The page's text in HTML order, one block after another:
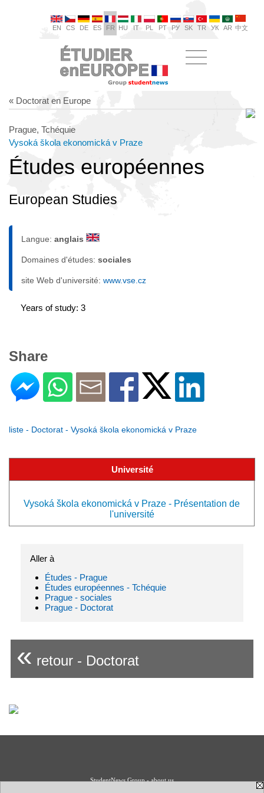
EN CS DE ES FR HU IT PL PT РУ SK TR УК AR 中文
« Doctorat en Europe
Prague, Tchéquie
Vysoká škola ekonomická v Praze
Études européennes
European Studies
Langue: anglais
Domaines d'études: sociales
site Web d'université: www.vse.cz
Years of study: 3
Share
liste - Doctorat - Vysoká škola ekonomická v Praze
Université
Vysoká škola ekonomická v Praze - Présentation de
l'université
Aller à
Études - Prague
Études européennes - Tchéquie
Prague - sociales
Prague - Doctorat
« retour - Doctorat
StudentNews Group - about us